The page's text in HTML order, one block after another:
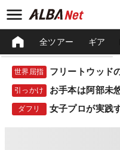
全ツアー ギア
世界屈指
引っかけ お手本は阿部未
ダフリ 女子プロが実践